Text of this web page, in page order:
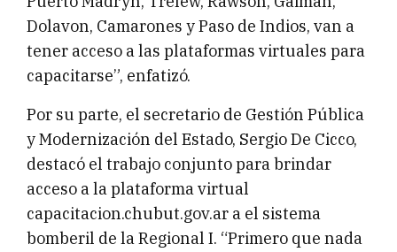
Dolavon, Camarones y Paso de Indios, van a
tener acceso a las plataformas virtuales para
capacitarse”, enfatizó.
Por su parte, el secretario de Gestión Pública
y Modernización del Estado, Sergio De Cicco,
destacó el trabajo conjunto para brindar
acceso a la plataforma virtual
capacitacion.chubut.gov.ar a el sistema
bomberil de la Regional I. “Primero que nada